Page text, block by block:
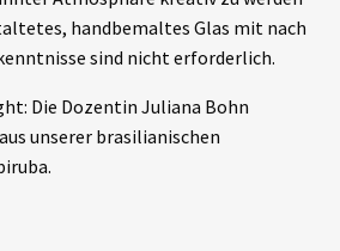
handbemaltes Glas mit nach
sind nicht erforderlich.
Die Dozentin Juliana Bohn
unserer brasilianischen